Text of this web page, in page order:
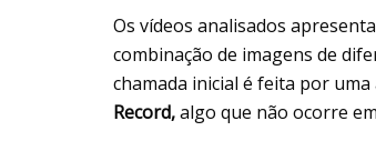
Os vídeos analisados
combinação de imagens de
chamada inicial é feita por
Record,algo que não ocorre